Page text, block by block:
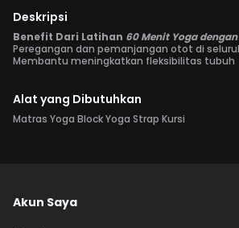
Deskripsi
Benefit Dari Latihan 60 Menit Yoga
Peregangan dan pemanjangan otot di
Membantu meningkatkan fleksibilitas tubuh
Alat yang Dibutuhkan
Matras Yoga Block Yoga Strap Kursi
Akun Saya